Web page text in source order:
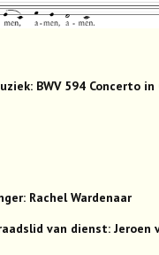
BWV 594 Concerto in
Rachel Wardenaar
van dienst: Jeroen